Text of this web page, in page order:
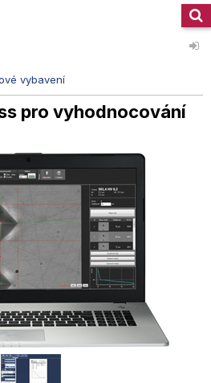
vybavení
pro vyhodnocování